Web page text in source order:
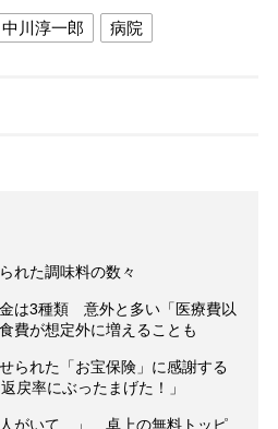
中川淳一郎 病院
れた調味料の数々
は3種類 意外と多い「医療費以
費が想定外に増えることも
られた「お宝保険」に感謝する
率にぶったまげた！」
人がいて…」 卓上の無料トッピ